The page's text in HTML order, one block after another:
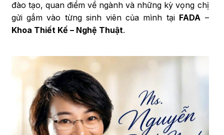
đào tạo, quan điểm về ngành và những kỳ vọng chị
gửi gắm vào từng sinh viên của mình tại FADA –
Khoa Thiết Kế – Nghệ Thuật.